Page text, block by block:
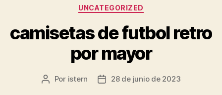
Categorías
UNCATEGORIZED
camisetas de futbol retro
por mayor
Autor
Por istern
Fecha28 de junio de 2023